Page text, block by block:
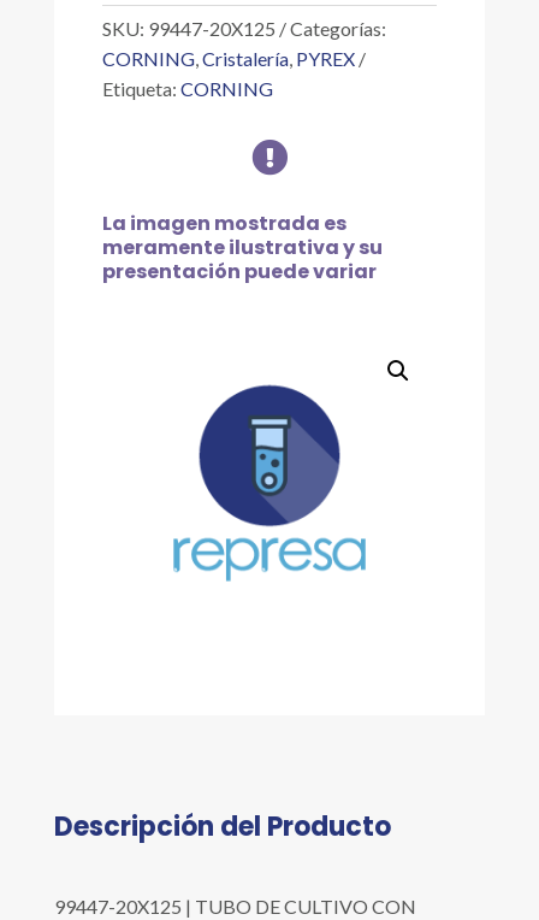
CON
CON
MARCA,
20X125
MM
cantidad
SKU: 99447-20X125
Categorías:
CORNING,Cristalería, PYREX
Etiqueta: CORNING

La imagen mostrada es
meramente ilustrativa y su
presentación puede variar
Descripción del Producto
99447-20X125 | TUBO DE CULTIVO CON